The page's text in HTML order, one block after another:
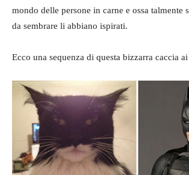
mondo delle persone in carne e ossa talmente
da sembrare li abbiano ispirati.
Ecco una sequenza di questa bizzarra caccia ai